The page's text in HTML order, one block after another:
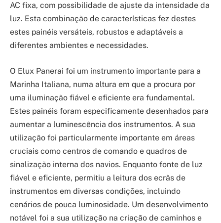
AC fixa, com possibilidade de ajuste da intensidade da
luz. Esta combinação de características fez destes
estes painéis versáteis, robustos e adaptáveis a
diferentes ambientes e necessidades.
O Elux Panerai foi um instrumento importante para a
Marinha Italiana, numa altura em que a procura por
uma iluminação fiável e eficiente era fundamental.
Estes painéis foram especificamente desenhados para
aumentar a luminescência dos instrumentos. A sua
utilização foi particularmente importante em áreas
cruciais como centros de comando e quadros de
sinalização interna dos navios. Enquanto fonte de luz
fiável e eficiente, permitiu a leitura dos ecrãs de
instrumentos em diversas condições, incluindo
cenários de pouca luminosidade. Um desenvolvimento
notável foi a sua utilização na criação de caminhos e